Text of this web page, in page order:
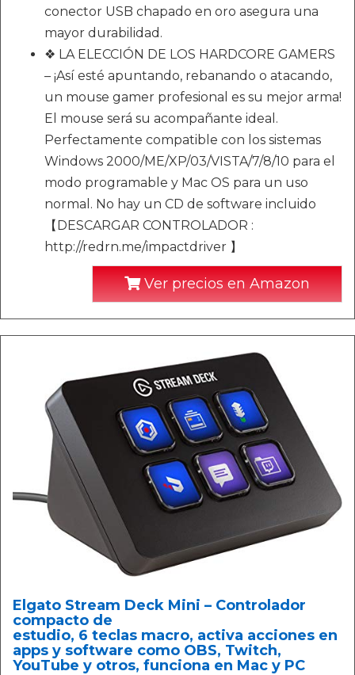
conector USB chapado en oro asegura una
mayor durabilidad.
❖ LA ELECCIÓN DE LOS HARDCORE GAMERS
– ¡Así esté apuntando, rebanando o atacando,
un mouse gamer profesional es su mejor arma!
El mouse será su acompañante ideal.
Perfectamente compatible con los sistemas
Windows 2000/ME/XP/03/VISTA/7/8/10 para el
modo programable y Mac OS para un uso
normal. No hay un CD de software incluido
【DESCARGAR CONTROLADOR :
http://redrn.me/impactdriver 】
Ver precios en Amazon
Elgato Stream Deck Mini – Controlador
compacto de
estudio, 6 teclas macro, activa acciones en
apps y software como OBS, Twitch, ​
YouTube y otros, funciona en Mac y PC